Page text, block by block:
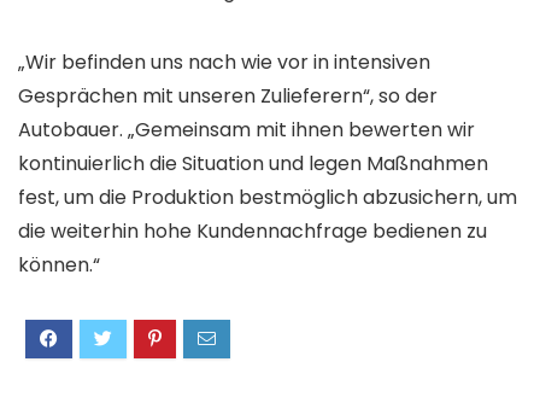
„Wir befinden uns nach wie vor in intensiven
Gesprächen mit unseren Zulieferern“, so der
Autobauer. „Gemeinsam mit ihnen bewerten wir
kontinuierlich die Situation und legen Maßnahmen
fest, um die Produktion bestmöglich abzusichern, um
die weiterhin hohe Kundennachfrage bedienen zu
können.“